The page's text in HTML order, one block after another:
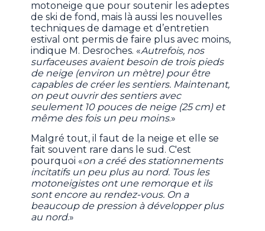
motoneige que pour soutenir les adeptes
de ski de fond, mais là aussi les nouvelles
techniques de damage et d’entretien
estival ont permis de faire plus avec moins,
indique M. Desroches. «Autrefois, nos
surfaceuses avaient besoin de trois pieds
de neige (environ un mètre) pour être
capables de créer les sentiers. Maintenant,
on peut ouvrir des sentiers avec
seulement 10 pouces de neige (25 cm) et
même des fois un peu moins.»
Malgré tout, il faut de la neige et elle se
fait souvent rare dans le sud. C'est
pourquoi «on a créé des stationnements
incitatifs un peu plus au nord. Tous les
motoneigistes ont une remorque et ils
sont encore au rendez-vous. On a
beaucoup de pression à développer plus
au nord.»